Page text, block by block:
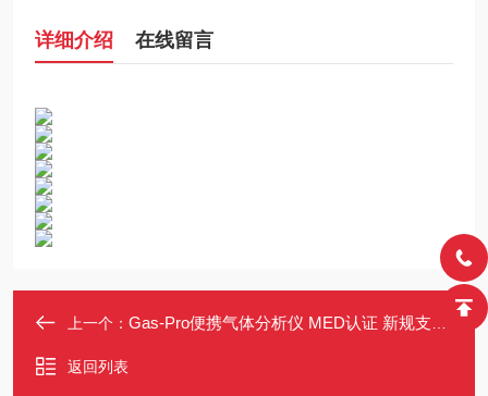
详细介绍 在线留言
上一个： Gas-Pro便携气体分析仪 MED认证 新规支持CO2 多气体同测 PID技术
返回列表